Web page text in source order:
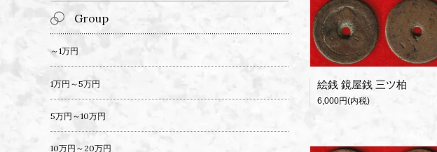
絵銭 鏡屋銭 三ツ柏
6,000円(内税)
Group
～1万円
1万円～5万円
5万円～10万円
10万円～20万円